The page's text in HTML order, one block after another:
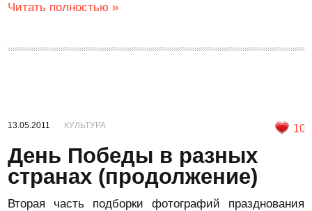
Читать полностью »
13.05.2011 КУЛЬТУРА 10
День Победы в разных
странах (продолжение)
Вторая часть подборки фотографий празднования